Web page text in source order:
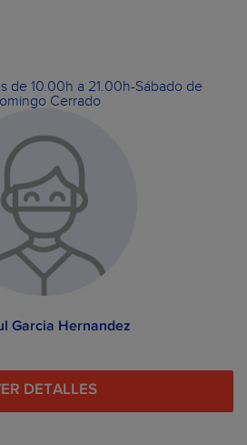
de 10.00h a 21.00h-Sábado de
Cerrado
Garcia Hernandez
DETALLES